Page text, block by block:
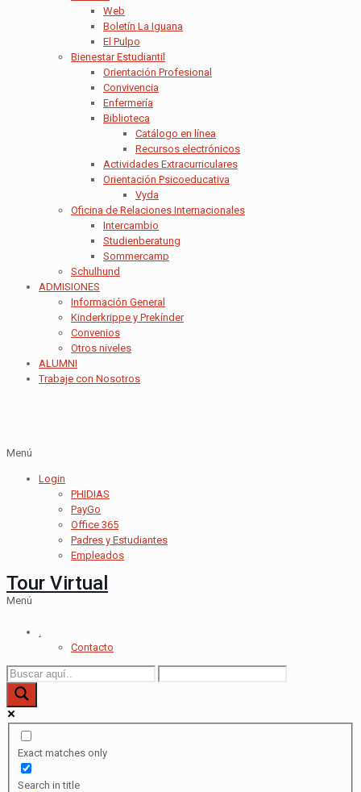
Web
Boletín La Iguana
El Pulpo
Bienestar Estudiantil
Orientación Profesional
Convivencia
Enfermería
Biblioteca
Catálogo en línea
Recursos electrónicos
Actividades Extracurriculares
Orientación Psicoeducativa
Vyda
Oficina de Relaciones Internacionales
Intercambio
Studienberatung
Sommercamp
Schulhund
ADMISIONES
Información General
Kinderkrippe y Prekínder
Convenios
Otros niveles
ALUMNI
Trabaje con Nosotros
Menú
Login
PHIDIAS
PayGo
Office 365
Padres y Estudiantes
Empleados
Tour Virtual
Menú
.
Contacto
Exact matches only
Search in title